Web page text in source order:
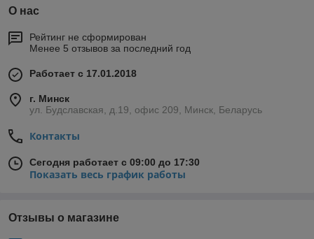
О нас
Рейтинг не сформирован
Менее 5 отзывов за последний год
Работает с 17.01.2018
г. Минск
ул. Будславская, д.19, офис 209, Минск, Беларусь
Контакты
Сегодня работает с 09:00 до 17:30
Показать весь график работы
Отзывы о магазине